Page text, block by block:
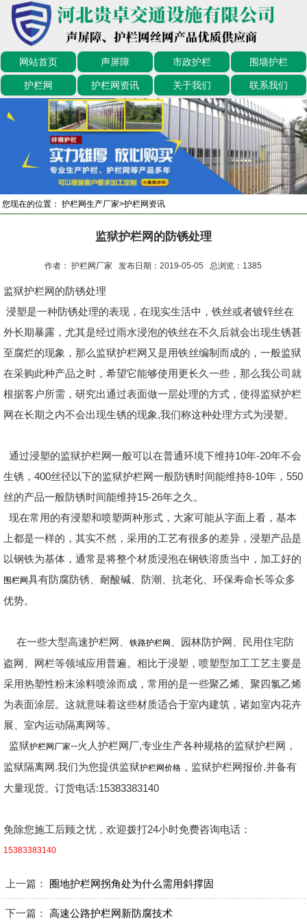
网站首页 声屏障 市政护栏 围墙护栏
护栏网 护栏网资讯 关于我们 联系我们
您现在的位置： 护栏网生产厂家>护栏网资讯
监狱护栏网的防锈处理
作者： 护栏网厂家 发布日期：2019-05-05 总浏览： 1385
监狱护栏网的防锈处理
浸塑是一种防锈处理的表现，在现实生活中，铁丝或者镀锌丝在
外长期暴露，尤其是经过雨水浸泡的铁丝在不久后就会出现生锈甚
至腐烂的现象，那么监狱护栏网又是用铁丝编制而成的，一般监狱
在采购此种产品之时，希望它能够使用更长久一些，那么我公司就
根据客户所需，研究出通过表面做一层处理的方式，使得监狱护栏
网在长期之内不会出现生锈的现象,我们称这种处理方式为浸塑。
通过浸塑的监狱护栏网一般可以在普通环境下维持10年-20年不会
生锈，400丝径以下的监狱护栏网一般防锈时间能维持8-10年，550
丝的产品一般防锈时间能维持15-26年之久。
现在常用的有浸塑和喷塑两种形式，大家可能从字面上看，基本
上都是一样的，其实不然，采用的工艺有很多的差异，浸塑产品是
以钢铁为基体，通常是将整个材质浸泡在钢铁溶质当中，加工好的
围栏网具有防腐防锈、耐酸碱、防潮、抗老化、环保寿命长等众多
优势。
在一些大型高速护栏网、铁路护栏网
、园林防护网、民用住宅防
盗网、网栏等领域应用普遍。相比于浸塑，喷塑型加工工艺主要是
采用热塑性粉末涂料喷涂而成，常用的是一些聚乙烯、聚四氯乙烯
为表面涂层。这就意味着这些材质适合于室内建筑，诸如室内花卉
展、室内运动隔离网等。
监狱护栏网厂家--火人护栏网厂,专业生产各种规格的监狱护栏网，
监狱隔离网.我们为您提供监狱护栏网价格 ，监狱护栏网报价.并备有
大量现货。订货电话:15383383140
免除您施工后顾之忧，欢迎拨打24小时免费咨询电话：
15383383140
上一篇： 圈地护栏网拐角处为什么需用斜撑固
下一篇：高速公路护栏网新防腐技术